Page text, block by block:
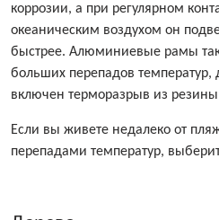
коррозии, а при регулярном
океаническим воздухом он
быстрее. Алюминиевые рамы
больших перепадов
включен терморазрыв из резины
Если вы живете недалеко от
перепадами температур,